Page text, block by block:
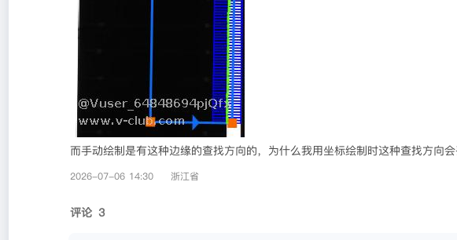
而手动绘制是有这种边缘的查找方向的，为什么我用坐标绘制时这种查找方向
2026-07-06 14:30 浙江省
评论 3